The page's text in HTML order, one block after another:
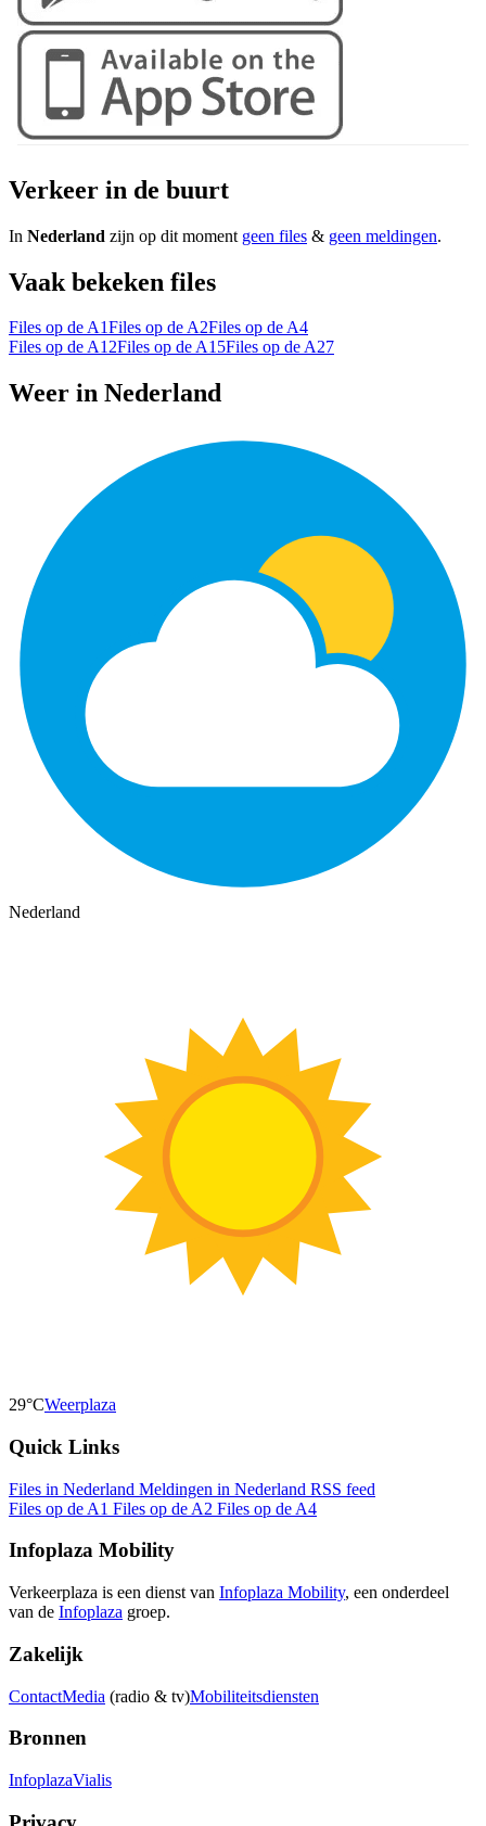
Verkeer in de buurt
In Nederland zijn op dit moment geen files & geen meldingen.
Vaak bekeken files
Files op de A1Files op de A2Files op de A4
Files op de A12Files op de A15Files op de A27
Weer in Nederland
Nederland
29°CWeerplaza
Quick Links
Files in Nederland Meldingen in Nederland RSS feed
Files op de A1 Files op de A2 Files op de A4
Infoplaza Mobility
Verkeerplaza is een dienst van Infoplaza Mobility, een onderdeel
van de Infoplaza groep.
Zakelijk
ContactMedia (radio & tv)Mobiliteitsdiensten
Bronnen
InfoplazaVialis